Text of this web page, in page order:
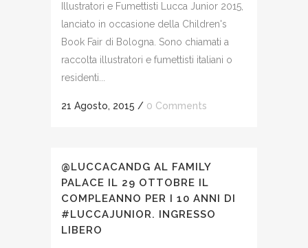
Illustratori e Fumettisti Lucca Junior 2015,
lanciato in occasione della Children's
Book Fair di Bologna. Sono chiamati a
raccolta illustratori e fumettisti italiani o
residenti...
21 Agosto, 2015 / 0 Comments
@LUCCACANDG AL FAMILY
PALACE IL 29 OTTOBRE IL
COMPLEANNO PER I 10 ANNI DI
#LUCCAJUNIOR. INGRESSO
LIBERO